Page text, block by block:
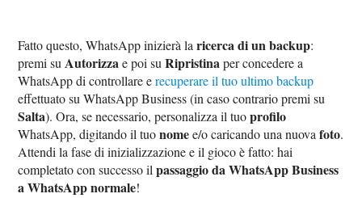
Fatto questo, WhatsApp inizierà laricerca di un backup:
premi suAutorizzae poi suRipristinaper concedere a
WhatsApp di controllare erecuperare il tuo ultimo backup
effettuato su WhatsApp Business (in caso contrario premi su
Salta). Ora, se necessario, personalizza il tuoprofilo
WhatsApp, digitando il tuonomee/o caricando una nuovafoto.
Attendi la fase di inizializzazione e il gioco è fatto: hai
completato con successo ilpassaggio da WhatsApp Business
a WhatsApp normale!